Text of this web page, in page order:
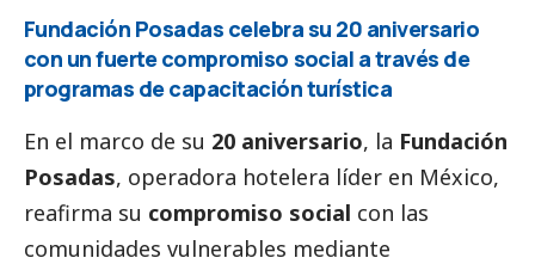
Fundación Posadas celebra su 20 aniversario
con un fuerte compromiso social a través de
programas de capacitación turística
En el marco de su 20 aniversario, la Fundación
Posadas, operadora hotelera líder en México,
reafirma su compromiso social con las
comunidades vulnerables mediante